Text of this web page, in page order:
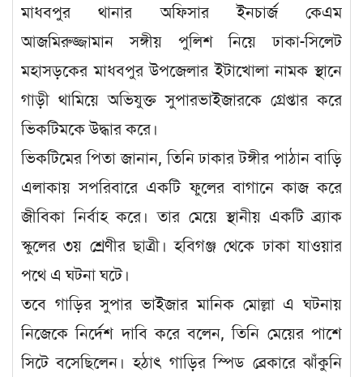
মাধবপুর থানার অফিসার ইনচার্জ কেএম
আজমিরুজ্জামান সঙ্গীয় পুলিশ নিয়ে ঢাকা-সিলেট
মহাসড়কের মাধবপুর উপজেলার ইটাখোলা নামক স্থানে
গাড়ী থামিয়ে অভিযুক্ত সুপারভাইজারকে গ্রেপ্তার করে
ভিকটিমকে উদ্ধার করে।
ভিকটিমের পিতা জানান, তিনি ঢাকার টঙ্গীর পাঠান বাড়ি
এলাকায় সপরিবারে একটি ফুলের বাগানে কাজ করে
জীবিকা নির্বাহ করে। তার মেয়ে স্থানীয় একটি ব্র্যাক
স্কুলের ৩য় শ্রেণীর ছাত্রী। হবিগঞ্জ থেকে ঢাকা যাওয়ার
পথে এ ঘটনা ঘটে।
তবে গাড়ির সুপার ভাইজার মানিক মোল্লা এ ঘটনায়
নিজেকে নির্দেশ দাবি করে বলেন, তিনি মেয়ের পাশে
সিটে বসেছিলেন। হঠাৎ গাড়ির স্পিড ব্রেকারে ঝাঁকুনি